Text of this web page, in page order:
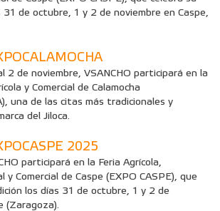
31 de octubre, 1 y 2 de noviembre en Caspe,
2 de noviembre, VSANCHO participará en la
y Comercial de Calamocha
una de las citas más tradicionales y
del Jiloca.
2025
participará en la Feria Agrícola,
y Comercial de Caspe (EXPO CASPE), que
los días 31 de octubre, 1 y 2 de
(Zaragoza).